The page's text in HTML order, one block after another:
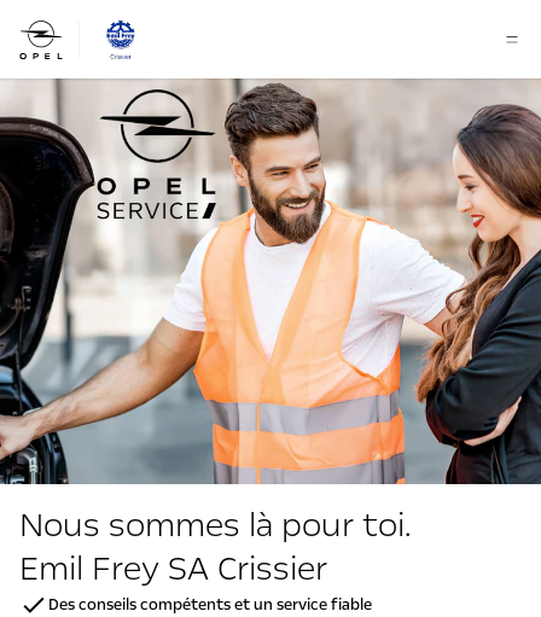
Nous sommes là pour toi.
Emil Frey SA Crissier
Des conseils compétents et un service fiable